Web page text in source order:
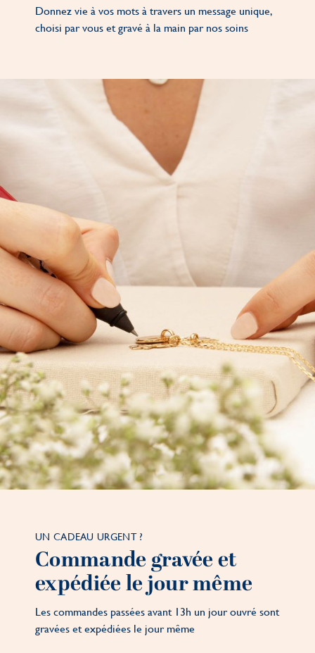
Donnez vie à vos mots à travers un message unique,
choisi par vous et gravé à la main par nos soins
UN CADEAU URGENT ?
Commande gravée et
expédiée le jour même
Les commandes passées avant 13h un jour ouvré sont
gravées et expédiées le jour même